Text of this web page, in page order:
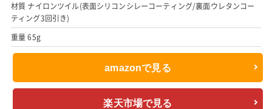
材質 ナイロンツイル(表面シリコンシレーコーティング/裏面ウレタンコー
ティング3回引き)
重量 65g
amazonで見る
楽天市場で見る